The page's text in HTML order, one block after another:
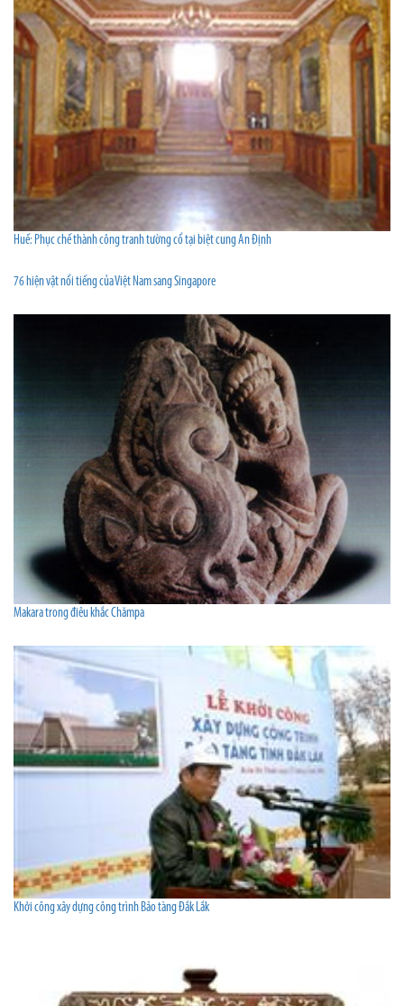
Huế: Phục chế thành công tranh tường cổ tại biệt cung An Định
76 hiện vật nổi tiếng của Việt Nam sang Singapore
Makara trong điêu khắc Chămpa
Khởi công xây dựng công trình Bảo tàng Đắk Lắk